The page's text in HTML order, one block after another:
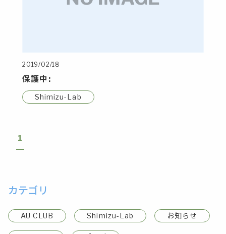
2019/02/18
保護中:
Shimizu-Lab
1
カテゴリ
AU CLUB Shimizu-Lab お知らせ